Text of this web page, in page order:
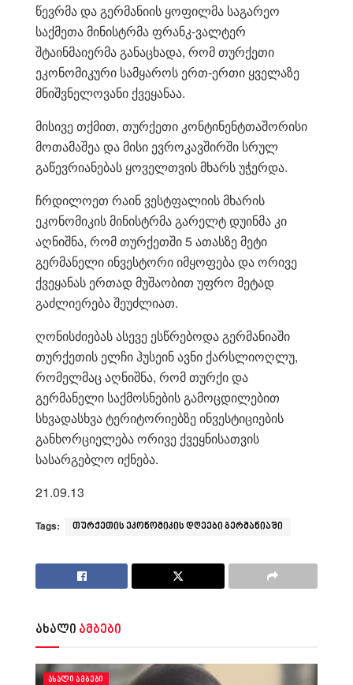
წევრმა და გერმანიის ყოფილმა საგარეო
საქმეთა მინისტრმა ფრანკ-ვალტერ
შტაინმაიერმა განაცხადა, რომ თურქეთი
ეკონომიკური სამყაროს ერთ-ერთი ყველაზე
მნიშვნელოვანი ქვეყანაა.
მისივე თქმით, თურქეთი კონტინენტთაშორისი
მოთამაშეა და მისი ევროკავშირში სრულ
გაწევრიანებას ყოველთვის მხარს უჭერდა.
ჩრდილოეთ რაინ ვესტფალიის მხარის
ეკონომიკის მინისტრმა გარელტ დუინმა კი
აღნიშნა, რომ თურქეთში 5 ათასზე მეტი
გერმანელი ინვესტორი იმყოფება და ორივე
ქვეყანას ერთად მუშაობით უფრო მეტად
გაძლიერება შეუძლიათ.
ღონისძიებას ასევე ესწრებოდა გერმანიაში
თურქეთის ელჩი ჰუსეინ ავნი ქარსლიოღლუ,
რომელმაც აღნიშნა, რომ თურქი და
გერმანელი საქმოსნების გამოცდილებით
სხვადასხვა ტერიტორიებზე ინვესტიციების
განხორციელება ორივე ქვეყნისათვის
სასარგებლო იქნება.
21.09.13
Tags: თურქეთის ეკონომიკის დღეები გერმანიაში
ახალი ამბები
ᲐᲮᲐᲚᲘ ᲐᲛᲑᲔᲑᲘ